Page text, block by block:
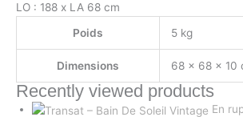
LO : 188 x LA 68 cm
Poids
5 kg
Dimensions 68 × 68 × 10
Recently viewed products
En